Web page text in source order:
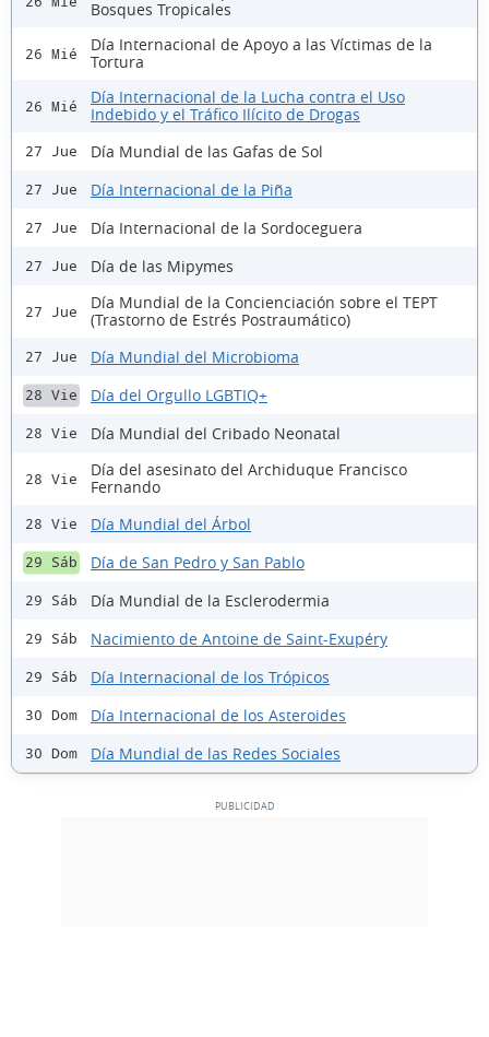
Bosques Tropicales
26 Mié
Día Internacional de Apoyo a las Víctimas de la
Tortura
26 Mié
Día Internacional de la Lucha contra el Uso
Indebido y el Tráfico Ilícito de Drogas
27 Jue Día Mundial de las Gafas de Sol
27 Jue Día Internacional de la Piña
27 Jue Día Internacional de la Sordoceguera
27 Jue Día de las Mipymes
27 Jue
Día Mundial de la Concienciación sobre el TEPT
(Trastorno de Estrés Postraumático)
27 Jue Día Mundial del Microbioma
28 Vie Día del Orgullo LGBTIQ+
28 Vie Día Mundial del Cribado Neonatal
28 Vie
Día del asesinato del Archiduque Francisco
Fernando
28 Vie Día Mundial del Árbol
29 Sáb Día de San Pedro y San Pablo
29 Sáb Día Mundial de la Esclerodermia
29 Sáb Nacimiento de Antoine de Saint-Exupéry
29 Sáb Día Internacional de los Trópicos
30 Dom Día Internacional de los Asteroides
30 Dom Día Mundial de las Redes Sociales